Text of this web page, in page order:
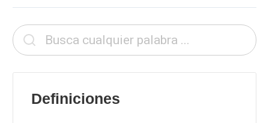
Definiciones